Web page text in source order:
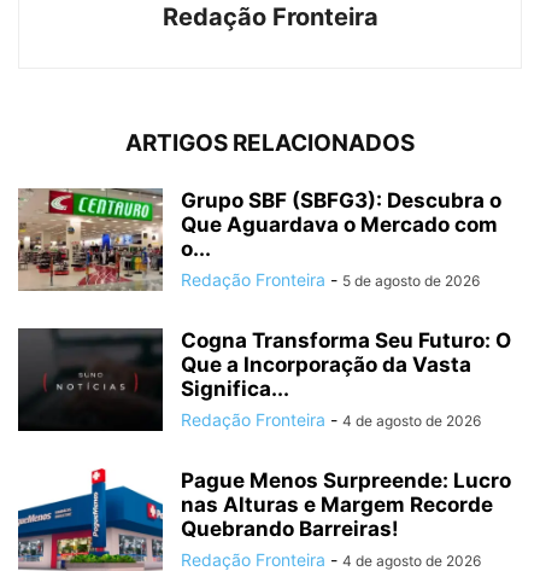
Redação Fronteira
ARTIGOS RELACIONADOS
Grupo SBF (SBFG3): Descubra o
Que Aguardava o Mercado com
o...
Redação Fronteira - 5 de agosto de 2026
Cogna Transforma Seu Futuro: O
Que a Incorporação da Vasta
Significa...
Redação Fronteira - 4 de agosto de 2026
Pague Menos Surpreende: Lucro
nas Alturas e Margem Recorde
Quebrando Barreiras!
Redação Fronteira - 4 de agosto de 2026